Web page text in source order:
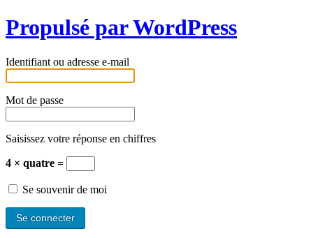
Propulsé par WordPress
Identifiant ou adresse e-mail
Mot de passe
Saisissez votre réponse en chiffres
4 × quatre =
Se souvenir de moi